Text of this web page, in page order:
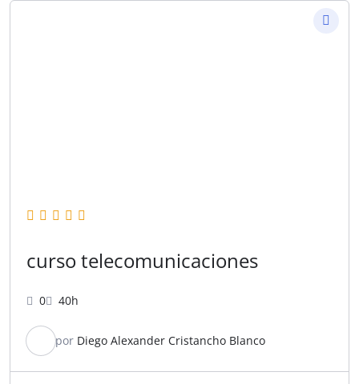
curso telecomunicaciones
0 40h
por Diego Alexander Cristancho Blanco